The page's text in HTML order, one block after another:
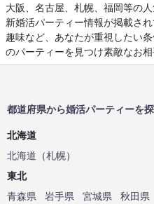
大阪、名古屋、札幌、福岡等の
新婚活パーティー情報が掲載さ
趣味など、あなたが重視したい
のパーティーを見つけ素敵なお相
都道府県から婚活パーティーを
北海道
北海道 （札幌）
東北
青森県
岩手県 宮城県 秋田県